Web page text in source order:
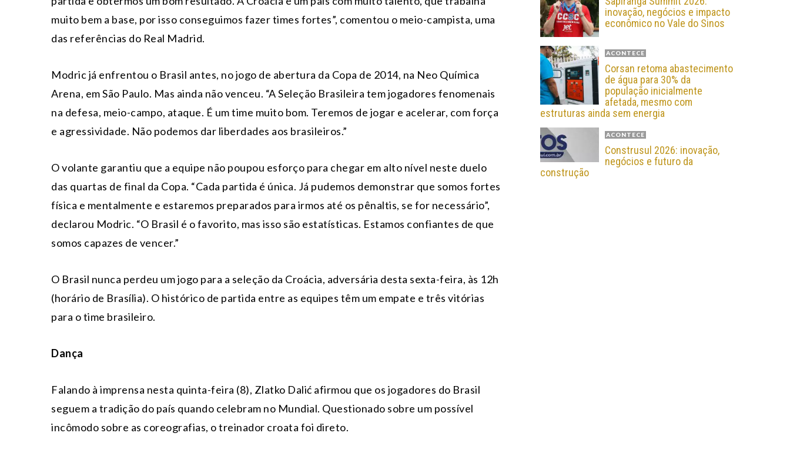
muito bem a base, por isso conseguimos fazer times fortes”, comentou o meio-campista, uma
das referências do Real Madrid.
Modric já enfrentou o Brasil antes, no jogo de abertura da Copa de 2014, na Neo Química
Arena, em São Paulo. Mas ainda não venceu. “A Seleção Brasileira tem jogadores fenomenais
na defesa, meio-campo, ataque. É um time muito bom. Teremos de jogar e acelerar, com força
e agressividade. Não podemos dar liberdades aos brasileiros.”
O volante garantiu que a equipe não poupou esforço para chegar em alto nível neste duelo
das quartas de final da Copa. “Cada partida é única. Já pudemos demonstrar que somos fortes
física e mentalmente e estaremos preparados para irmos até os pênaltis, se for necessário”,
declarou Modric. “O Brasil é o favorito, mas isso são estatísticas. Estamos confiantes de que
somos capazes de vencer.”
O Brasil nunca perdeu um jogo para a seleção da Croácia, adversária desta sexta-feira, às 12h
(horário de Brasília). O histórico de partida entre as equipes têm um empate e três vitórias
para o time brasileiro.
Dança
Falando à imprensa nesta quinta-feira (8), Zlatko Dalić afirmou que os jogadores do Brasil
seguem a tradição do país quando celebram no Mundial. Questionado sobre um possível
incômodo sobre as coreografias, o treinador croata foi direto.
inovação, negócios e impacto
econômico no Vale do Sinos
ACONTECE
Corsan retoma abastecimento
de água para 30% da
população inicialmente
afetada, mesmo com
estruturas ainda sem energia
ACONTECE
Construsul 2026: inovação,
negócios e futuro da
construção